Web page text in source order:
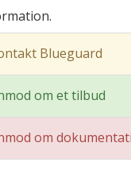
Blueguard
om et tilbud
om